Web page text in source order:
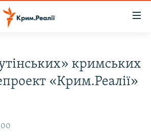
кримських
«Крим.Реалії»